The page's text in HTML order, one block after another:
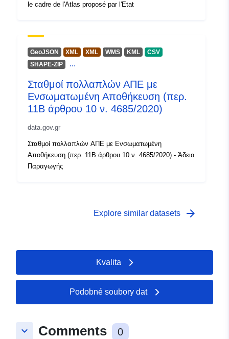
le cadre de l'Atlas proposé par l'Etat
GeoJSON XML XML WMS KML
CSV
SHAPE-ZIP
...
Σταθμοί πολλαπλών ΑΠΕ με
Ενσωματωμένη Αποθήκευση (περ.
11Β άρθρου 10 ν. 4685/2020)
data.gov.gr
Σταθμοί πολλαπλών ΑΠΕ με Ενσωματωμένη
Αποθήκευση (περ. 11Β άρθρου 10 ν. 4685/2020) - Άδεια
Παραγωγής
Explore similar datasets arrow_forward
Kvalita
Podobné soubory dat
keyboard_arrow_down Comments 0